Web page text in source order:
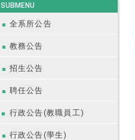
SUBMENU
全系所公告
教務公告
招生公告
聘任公告
行政公告(教職員工)
行政公告(學生)